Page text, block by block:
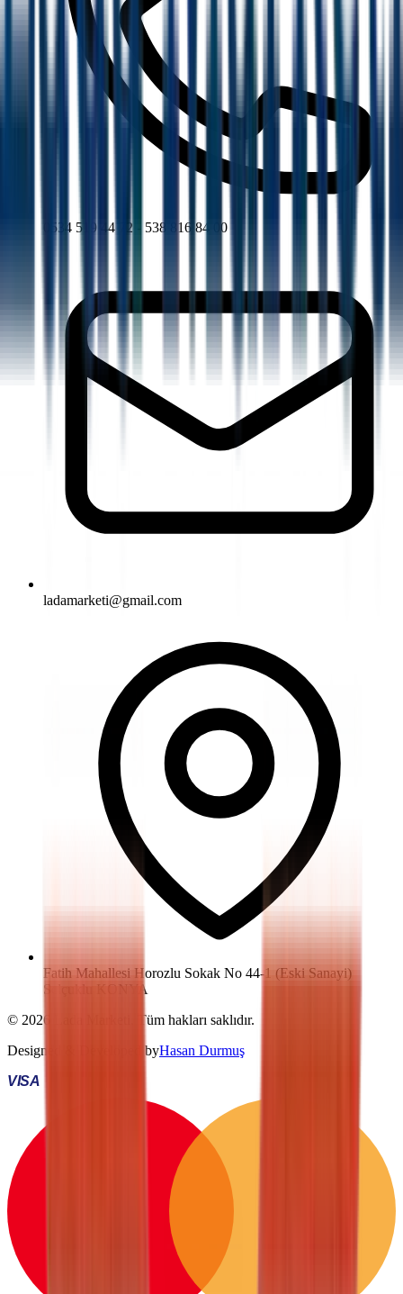
0534 519 44 72 - 538 816 84 00
ladamarketi@gmail.com
Fatih Mahallesi Horozlu Sokak No 44-1 (Eski Sanayi)
Selçuklu KONYA
© 2026
. Tüm hakları saklıdır.
Designed & Developed byHasan Durmuş
VISA